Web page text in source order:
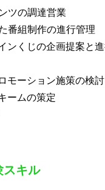
ツの調達営業
番組制作の進行管理
ンくじの企画提案と
モーション施策の検
ームの策定
スキル